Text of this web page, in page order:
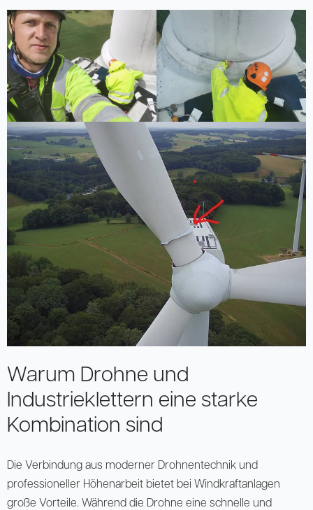
Warum Drohne und
Industrieklettern eine starke
Kombination sind
Die Verbindung aus moderner Drohnentechnik und
professioneller Höhenarbeit bietet bei Windkraftanlagen
große Vorteile. Während die Drohne eine schnelle und